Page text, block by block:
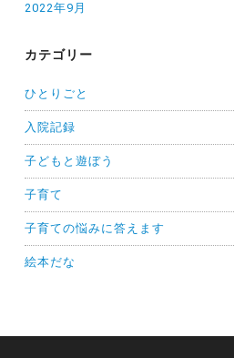
2022年9月
カテゴリー
ひとりごと
入院記録
子どもと遊ぼう
子育て
子育ての悩みに答えます
絵本だな